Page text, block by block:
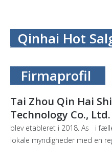
Qinhai Hot
Firmaprofil
Tai Zhou Qin Hai
Technology Co., Ltd.
blev etableret i 2018. As i
lokale myndigheder med en